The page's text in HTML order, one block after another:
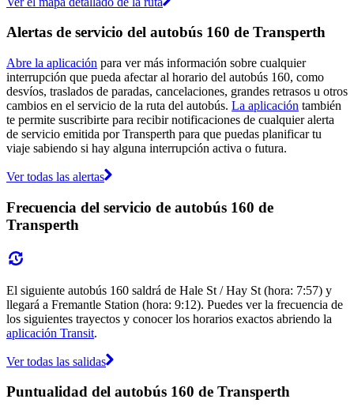
Alertas de servicio del autobús 160 de Transperth
Abre la aplicación para ver más información sobre cualquier
interrupción que pueda afectar al horario del autobús 160, como
desvíos, traslados de paradas, cancelaciones, grandes retrasos u otros
cambios en el servicio de la ruta del autobús. La aplicación también
te permite suscribirte para recibir notificaciones de cualquier alerta
de servicio emitida por Transperth para que puedas planificar tu
viaje sabiendo si hay alguna interrupción activa o futura.
Ver todas las alertas
Frecuencia del servicio de autobús 160 de
Transperth
El siguiente autobús 160 saldrá de Hale St / Hay St (hora: 7:57) y
llegará a Fremantle Station (hora: 9:12). Puedes ver la frecuencia de
los siguientes trayectos y conocer los horarios exactos abriendo la
aplicación Transit.
Ver todas las salidas
Puntualidad del autobús 160 de Transperth